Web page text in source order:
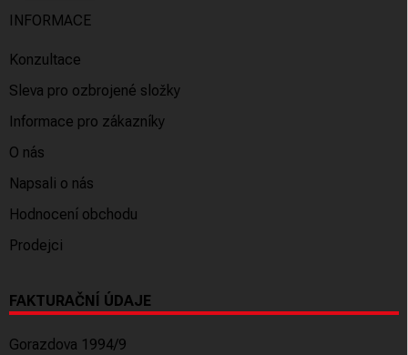
INFORMACE
Konzultace
Sleva pro ozbrojené složky
Informace pro zákazníky
O nás
Napsali o nás
Hodnocení obchodu
Prodejci
FAKTURAČNÍ ÚDAJE
Gorazdova 1994/9